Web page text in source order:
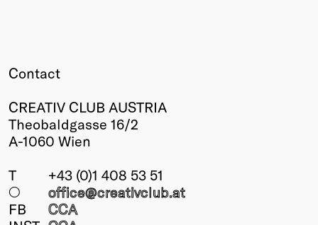
Contact
CREATIV CLUB AUSTRIA
Theobaldgasse 16/2
A-1060 Wien
T
+43 (0)1 408 53 51
○
office@creativclub.at
FB
CCA